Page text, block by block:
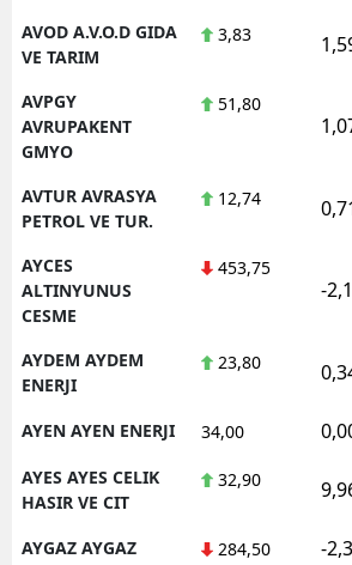
AVOD A.V.O.D GIDA
VE TARIM
3,83
AVPGY
AVRUPAKENT
GMYO
51,80
AVTUR AVRASYA
PETROL VE TUR.
12,74
AYCES
ALTINYUNUS
CESME
453,75
-
AYDEM AYDEM
ENERJI
23,80
AYEN AYEN ENERJI 34,00
AYES AYES CELIK
HASIR VE CIT
32,90
AYGAZ AYGAZ 284,50 -